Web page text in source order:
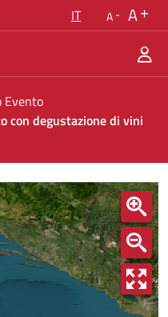
IT A A
Evento
con degustazione di vini
con